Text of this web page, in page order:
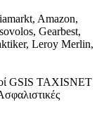
Amazon,
Gearbest,
Leroy Merlin,
GSIS TAXISNET